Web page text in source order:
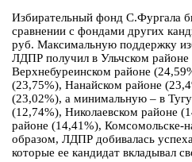
Избирательный фонд С.Фургала
сравнении с фондами других
руб. Максимальную поддержку
ЛДПР получил в Ульчском районе
Верхнебуреинском районе
(23,75%), Нанайском районе
(23,02%), а минимальную – в
(12,74%), Николаевском районе
районе (14,41%), Комсомольске-
образом, ЛДПР добивалась
которые ее кандидат вкладывал